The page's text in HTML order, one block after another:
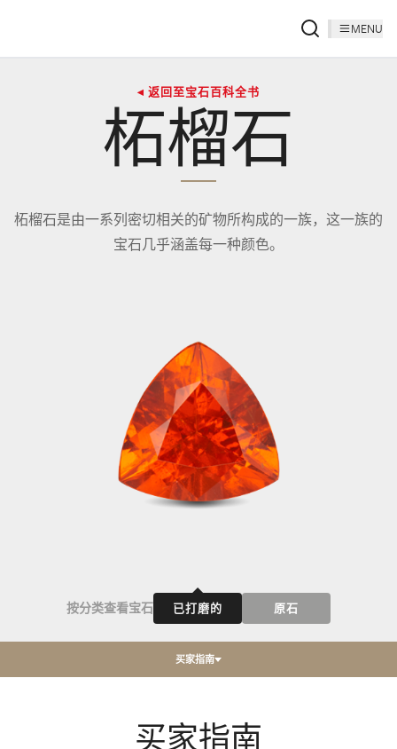
MENU
◂ 返回至宝石百科全书
柘榴石
柘榴石是由一系列密切相关的矿物所构成的一族，这一族的
宝石几乎涵盖每一种颜色。
按分类查看宝石 已打磨的 原石
买家指南
买家指南